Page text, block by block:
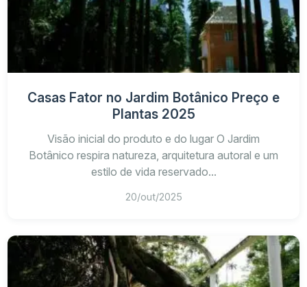
Casas Fator no Jardim Botânico Preço e
Plantas 2025
Visão inicial do produto e do lugar O Jardim
Botânico respira natureza, arquitetura autoral e um
estilo de vida reservado...
20/out/2025